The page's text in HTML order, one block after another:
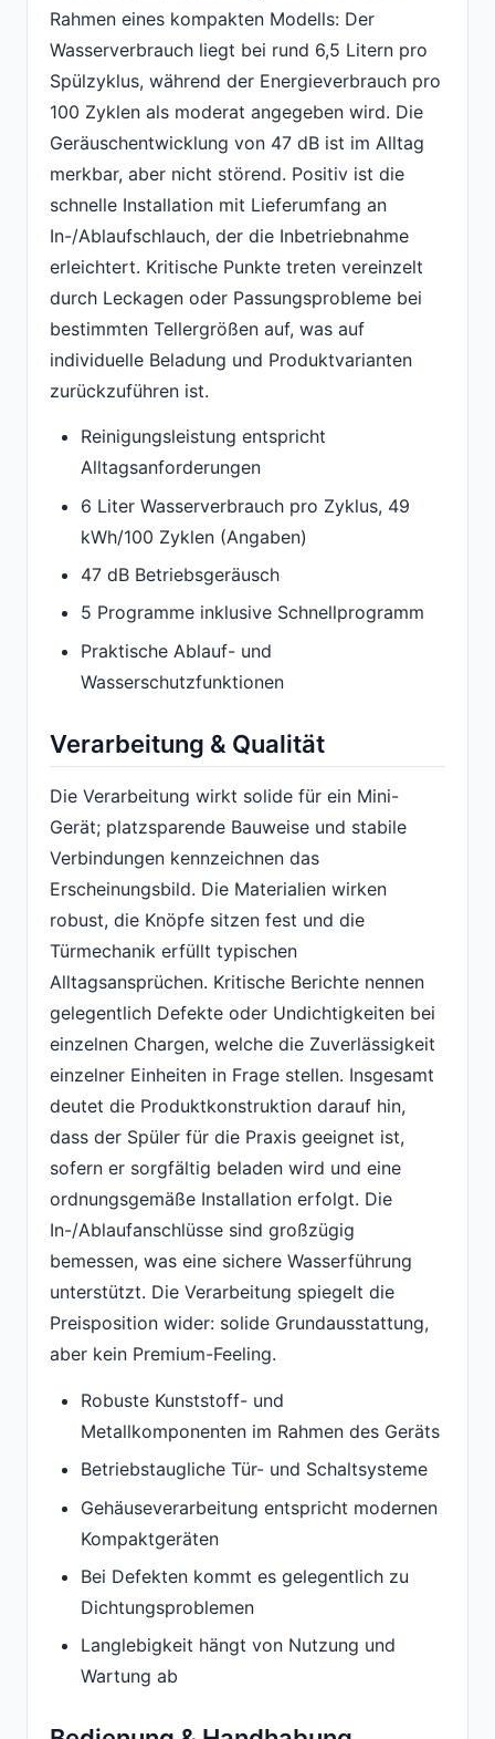
Rahmen eines kompakten Modells: Der
Wasserverbrauch liegt bei rund 6,5 Litern pro
Spülzyklus, während der Energieverbrauch pro
100 Zyklen als moderat angegeben wird. Die
Geräuschentwicklung von 47 dB ist im Alltag
merkbar, aber nicht störend. Positiv ist die
schnelle Installation mit Lieferumfang an
In-/Ablaufschlauch, der die Inbetriebnahme
erleichtert. Kritische Punkte treten vereinzelt
durch Leckagen oder Passungsprobleme bei
bestimmten Tellergrößen auf, was auf
individuelle Beladung und Produktvarianten
zurückzuführen ist.
Reinigungsleistung entspricht
Alltagsanforderungen
6 Liter Wasserverbrauch pro Zyklus, 49
kWh/100 Zyklen (Angaben)
47 dB Betriebsgeräusch
5 Programme inklusive Schnellprogramm
Praktische Ablauf- und
Wasserschutzfunktionen
Verarbeitung & Qualität
Die Verarbeitung wirkt solide für ein Mini-
Gerät; platzsparende Bauweise und stabile
Verbindungen kennzeichnen das
Erscheinungsbild. Die Materialien wirken
robust, die Knöpfe sitzen fest und die
Türmechanik erfüllt typischen
Alltagsansprüchen. Kritische Berichte nennen
gelegentlich Defekte oder Undichtigkeiten bei
einzelnen Chargen, welche die Zuverlässigkeit
einzelner Einheiten in Frage stellen. Insgesamt
deutet die Produktkonstruktion darauf hin,
dass der Spüler für die Praxis geeignet ist,
sofern er sorgfältig beladen wird und eine
ordnungsgemäße Installation erfolgt. Die
In-/Ablaufanschlüsse sind großzügig
bemessen, was eine sichere Wasserführung
unterstützt. Die Verarbeitung spiegelt die
Preisposition wider: solide Grundausstattung,
aber kein Premium-Feeling.
Robuste Kunststoff- und
Metallkomponenten im Rahmen des Geräts
Betriebstaugliche Tür- und Schaltsysteme
Gehäuseverarbeitung entspricht modernen
Kompaktgeräten
Bei Defekten kommt es gelegentlich zu
Dichtungsproblemen
Langlebigkeit hängt von Nutzung und
Wartung ab